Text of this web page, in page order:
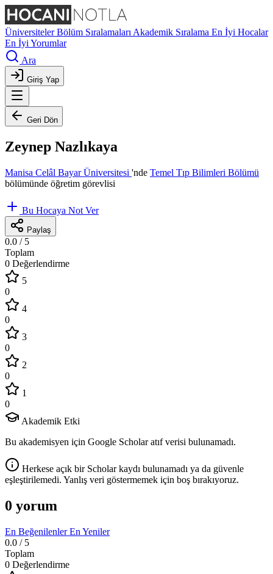
ÜniversitelerBölüm Sıralamaları Akademik Sıralama En İyi Hocalar
En İyi Yorumlar
Ara
Giriş Yap
Geri Dön
Zeynep Nazlıkaya
Manisa Celâl Bayar Üniversitesi 'nde Temel Tıp Bilimleri Bölümü
bölümünde öğretim görevlisi
Bu Hocaya Not Ver
Paylaş
0.0 / 5
Toplam
0 Değerlendirme
5
0
4
0
3
0
2
0
1
0
Akademik Etki
Bu akademisyen için Google Scholar atıf verisi bulunamadı.
Herkese açık bir Scholar kaydı bulunamadı ya da güvenle
eşleştirilemedi. Yanlış veri göstermemek için boş bırakıyoruz.
0 yorum
En BeğenilenlerEn Yeniler
0.0 / 5
Toplam
0 Değerlendirme